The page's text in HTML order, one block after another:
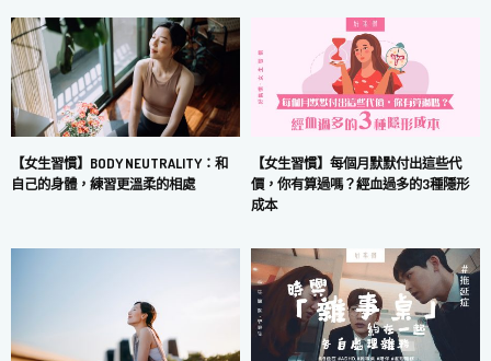
【女生習慣】BODY NEUTRALITY：和
自己的身體，練習更溫柔的相處
【女生習慣】每個月默默付出這些代
價，你有算過嗎？經血過多的3種隱形
成本